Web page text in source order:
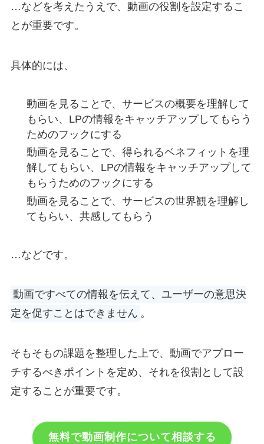
…などを考えたうえで、動画の役割を設定するこ
とが重要です。
具体的には、
動画を見ることで、サービスの概要を理解して
もらい、LPの情報をキャッチアップしてもらう
ためのフックにする
動画を見ることで、得られるベネフィットを理
解してもらい、LPの情報をキャッチアップして
もらうためのフックにする
動画を見ることで、サービスの世界観を理解し
てもらい、共感してもらう
…などです。
動画ですべての情報を伝えて、ユーザーの意思決
定を促すことはできません 。
そもそもの課題を整理した上で、動画でアプロー
チするべきポイントを定め、それを役割として設
定することが重要です。
無料で動画制作について相談する